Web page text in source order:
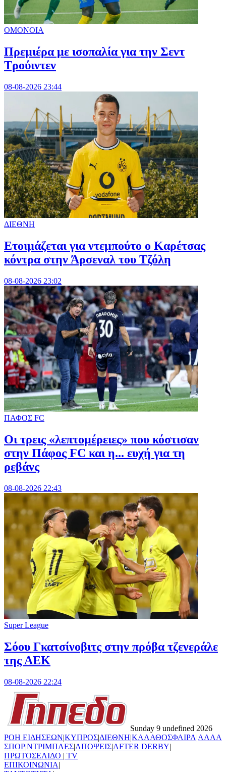
ΟΜΟΝΟΙΑ
Πρεμιέρα με ισοπαλία για την Σεντ
Τρούιντεν
08-08-2026 23:44
ΔΙΕΘΝΗ
Ετοιμάζεται για ντεμπούτο ο Καρέτσας
κόντρα στην Άρσεναλ του Τζόλη
08-08-2026 23:02
ΠΑΦΟΣ FC
Οι τρεις «λεπτομέρειες» που κόστισαν
στην Πάφος FC και η... ευχή για τη
ρεβάνς
08-08-2026 22:43
Super League
Σόου Γκατσίνοβιτς στην πρόβα τζενεράλε
της ΑΕΚ
08-08-2026 22:24
Sunday 9 undefined 2026
ΡΟΗ ΕΙΔΗΣΕΩΝ|ΚΥΠΡΟΣ|ΔΙΕΘΝΗ|ΚΑΛΑΘΟΣΦΑΙΡΑ|ΑΛΛΑ
ΣΠΟΡ|ΝΤΡΙΜΠΛΕΣ|ΑΠΟΨΕΙΣ|AFTER DERBY|
ΠΡΩΤΟΣΕΛΙΔΟ | TV
ΕΠΙΚΟΙΝΩΝΙΑ|